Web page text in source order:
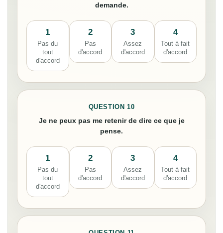
demande.
1
Pas du
tout
d'accord
2
Pas
d'accord
3
Assez
d'accord
4
Tout à fait
d'accord
QUESTION 10
Je ne peux pas me retenir de dire ce que je
pense.
1
Pas du
tout
d'accord
2
Pas
d'accord
3
Assez
d'accord
4
Tout à fait
d'accord